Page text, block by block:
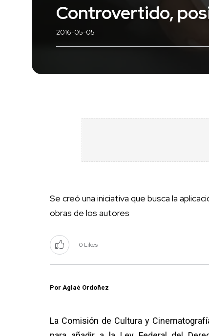
Controvertido,
2016-05-05
Se creó una iniciativa que busca la
obras de los autores
0 Likes
Por Aglaé Ordoñez
La Comisión de Cultura y